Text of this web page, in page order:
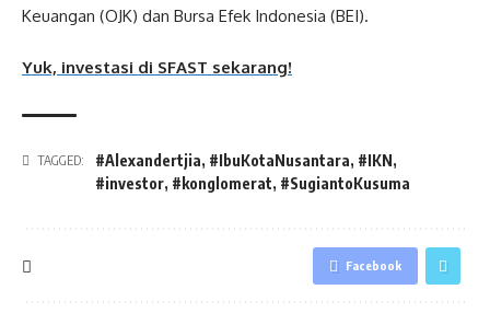
Keuangan (OJK) dan Bursa Efek Indonesia (BEI).
Yuk, investasi di SFAST sekarang!
TAGGED: #Alexandertjia, #IbuKotaNusantara, #IKN,
#investor, #konglomerat, #SugiantoKusuma
Facebook